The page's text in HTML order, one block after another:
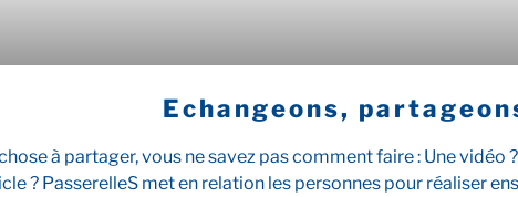
Echangeons,
à partager, vous ne savez pas comment faire : Une vidéo
? PasserelleS met en relation les personnes pour réaliser